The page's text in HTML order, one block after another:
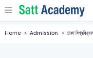
Home Admission ঢাকা